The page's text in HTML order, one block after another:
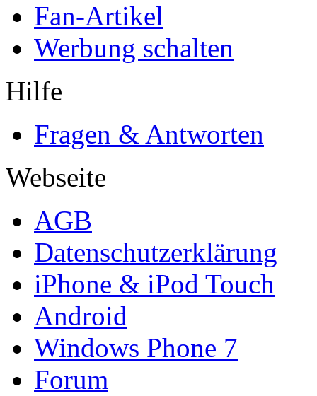
Fan-Artikel
Werbung schalten
Hilfe
Fragen & Antworten
Webseite
AGB
Datenschutzerklärung
iPhone & iPod Touch
Android
Windows Phone 7
Forum